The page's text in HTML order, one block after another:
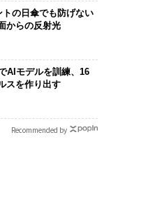
の日傘でも防げない
からの反射光
AIモデルを訓練、16
スを作り出す
Recommended by